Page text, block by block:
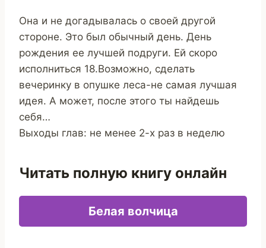
Она и не догадывалась о своей другой
стороне. Это был обычный день. День
рождения ее лучшей подруги. Ей скоро
исполниться 18.Возможно, сделать
вечеринку в опушке леса-не самая лучшая
идея. А может, после этого ты найдешь
себя…
Выходы глав: не менее 2-х раз в неделю
Читать полную книгу онлайн
Белая волчица